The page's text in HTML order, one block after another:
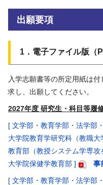
出願要項
1．電子ファイル版（
入学志願書等の所定用紙は
求し、出願してください。
2027年度 研究生・科目等履
[ 文学部・教育学部・法学部
大学院教育学研究科（教職
教育部（教授システム学専攻
大学院保健学教育部 ] 事
[ 文学部・教育学部・法学部